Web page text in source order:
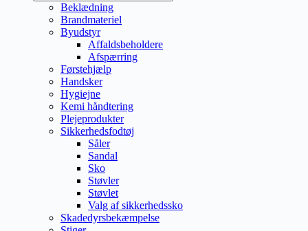
Beklædning
Brandmateriel
Byudstyr
Affaldsbeholdere
Afspærring
Førstehjælp
Handsker
Hygiejne
Kemi håndtering
Plejeprodukter
Sikkerhedsfodtøj
Såler
Sandal
Sko
Støvler
Støvlet
Valg af sikkerhedssko
Skadedyrsbekæmpelse